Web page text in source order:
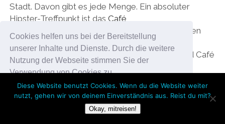
Cookies helfen uns bei der Bereitstellung
unserer Inhalte und Dienste. Durch die weitere
Nutzung der Webseite stimmen Sie der
Verwendung von Cookies zu.
Okay!
Stadt. Davon gibt es jede Menge. Ein absoluter
Hipster-Treffpunkt ist das Café
(Sophienstraße 16), wo viele Studenten
abhängen und nur vegane Küche serviert wird.
DasFreudenherz(Sophienstraße 2) ist Shop und Café
in einem, auch hier gibt es nur vegane und
derHeimathafen(Kanzleistraße 2). Hier gibt es jeden
Tag frisch gebackene Cupcakes und Kuchen und die
coolste Location zum Abhängen! Tipp: Noch bis 23.
Diese Website benutzt Cookies. Wenn du die Website weiter
nutzt, gehen wir von deinem Einverständnis aus. Reist du mit?
Okay, mitreisen!